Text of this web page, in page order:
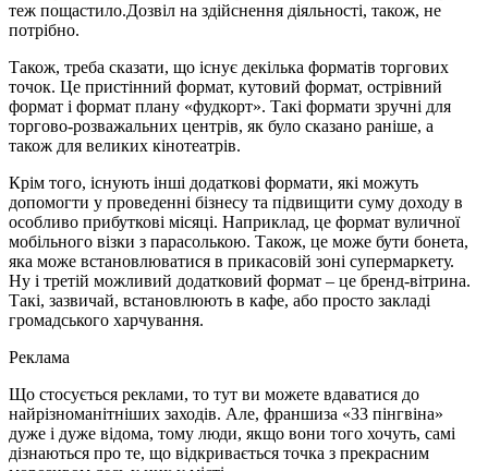
теж пощастило.Дозвіл на здійснення діяльності, також, не
потрібно.
Також, треба сказати, що існує декілька форматів торгових
точок. Це пристінний формат, кутовий формат, острівний
формат і формат плану «фудкорт». Такі формати зручні для
торгово-розважальних центрів, як було сказано раніше, а
також для великих кінотеатрів.
Крім того, існують інші додаткові формати, які можуть
допомогти у проведенні бізнесу та підвищити суму доходу в
особливо прибуткові місяці. Наприклад, це формат вуличної
мобільного візки з парасолькою. Також, це може бути бонета,
яка може встановлюватися в прикасовій зоні супермаркету.
Ну і третій можливий додатковий формат – це бренд-вітрина.
Такі, зазвичай, встановлюють в кафе, або просто закладі
громадського харчування.
Реклама
Що стосується реклами, то тут ви можете вдаватися до
найрізноманітніших заходів. Але, франшиза «33 пінгвіна»
дуже і дуже відома, тому люди, якщо вони того хочуть, самі
дізнаються про те, що відкривається точка з прекрасним